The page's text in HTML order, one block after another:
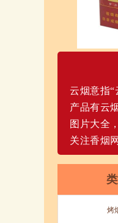
云烟意指“
产品有云
图片大全
关注香烟
烤